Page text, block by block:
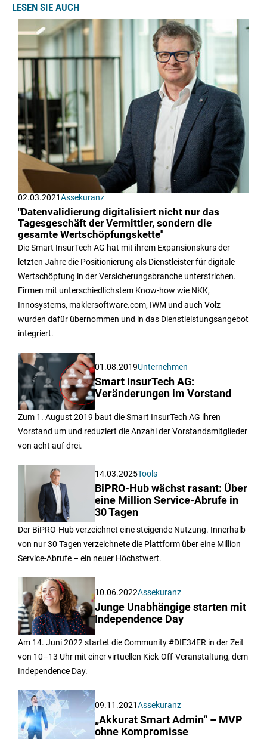
LESEN SIE AUCH
02.03.2021Assekuranz
"Datenvalidierung digitalisiert nicht nur das
Tagesgeschäft der Vermittler, sondern die
gesamte Wertschöpfungskette"
Die Smart InsurTech AG hat mit ihrem Expansionskurs der
letzten Jahre die Positionierung als Dienstleister für digitale
Wertschöpfung in der Versicherungsbranche unterstrichen.
Firmen mit unterschiedlichstem Know-how wie NKK,
Innosystems, maklersoftware.com, IWM und auch Volz
wurden dafür übernommen und in das Dienstleistungsangebot
integriert.
01.08.2019Unternehmen
Smart InsurTech AG:
Veränderungen im Vorstand
Zum 1. August 2019 baut die Smart InsurTech AG ihren
Vorstand um und reduziert die Anzahl der Vorstandsmitglieder
von acht auf drei.
14.03.2025Tools
BiPRO-Hub wächst rasant: Über
eine Million Service-Abrufe in
30 Tagen
Der BiPRO-Hub verzeichnet eine steigende Nutzung. Innerhalb
von nur 30 Tagen verzeichnete die Plattform über eine Million
Service-Abrufe – ein neuer Höchstwert.
10.06.2022Assekuranz
Junge Unabhängige starten mit
Independence Day
Am 14. Juni 2022 startet die Community #DIE34ER in der Zeit
von 10–13 Uhr mit einer virtuellen Kick-Off-Veranstaltung, dem
Independence Day.
09.11.2021Assekuranz
„Akkurat Smart Admin“ – MVP
ohne Kompromisse